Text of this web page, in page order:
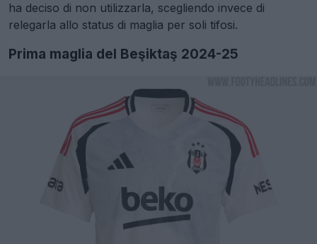
ha deciso di non utilizzarla, scegliendo invece di
relegarla allo status di maglia per soli tifosi.
Prima maglia del Beşiktaş 2024-25